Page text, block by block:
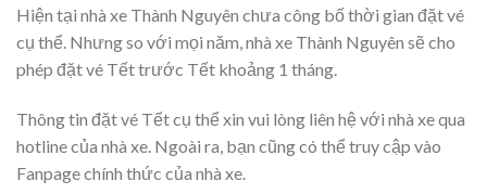
Hiện tại nhà xe Thành Nguyên chưa công bố thời gian đặt vé
cụ thể. Nhưng so với mọi năm, nhà xe Thành Nguyên sẽ cho
phép đặt vé Tết trước Tết khoảng 1 tháng.
Thông tin đặt vé Tết cụ thể xin vui lòng liên hệ với nhà xe qua
hotline của nhà xe. Ngoài ra, bạn cũng có thể truy cập vào
Fanpage chính thức của nhà xe.